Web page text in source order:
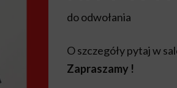
do odwołania
O szczegóły pytaj w
Zapraszamy !